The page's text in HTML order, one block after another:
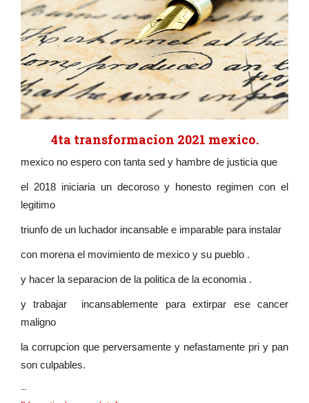
4ta transformacion 2021 mexico.
mexico no espero con tanta sed y hambre de justicia que
el 2018 iniciaria un decoroso y honesto regimen con el
legitimo
triunfo de un luchador incansable e imparable para instalar
con morena el movimiento de mexico y su pueblo .
y hacer la separacion de la politica de la economia .
y trabajar incansablemente para extirpar ese cancer
maligno
la corrupcion que perversamente y nefastamente pri y pan
son culpables.
...